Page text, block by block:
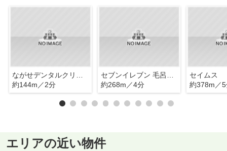
約144m／2分
約268m／4分
セイムス
約378m／
エリアの近い物件